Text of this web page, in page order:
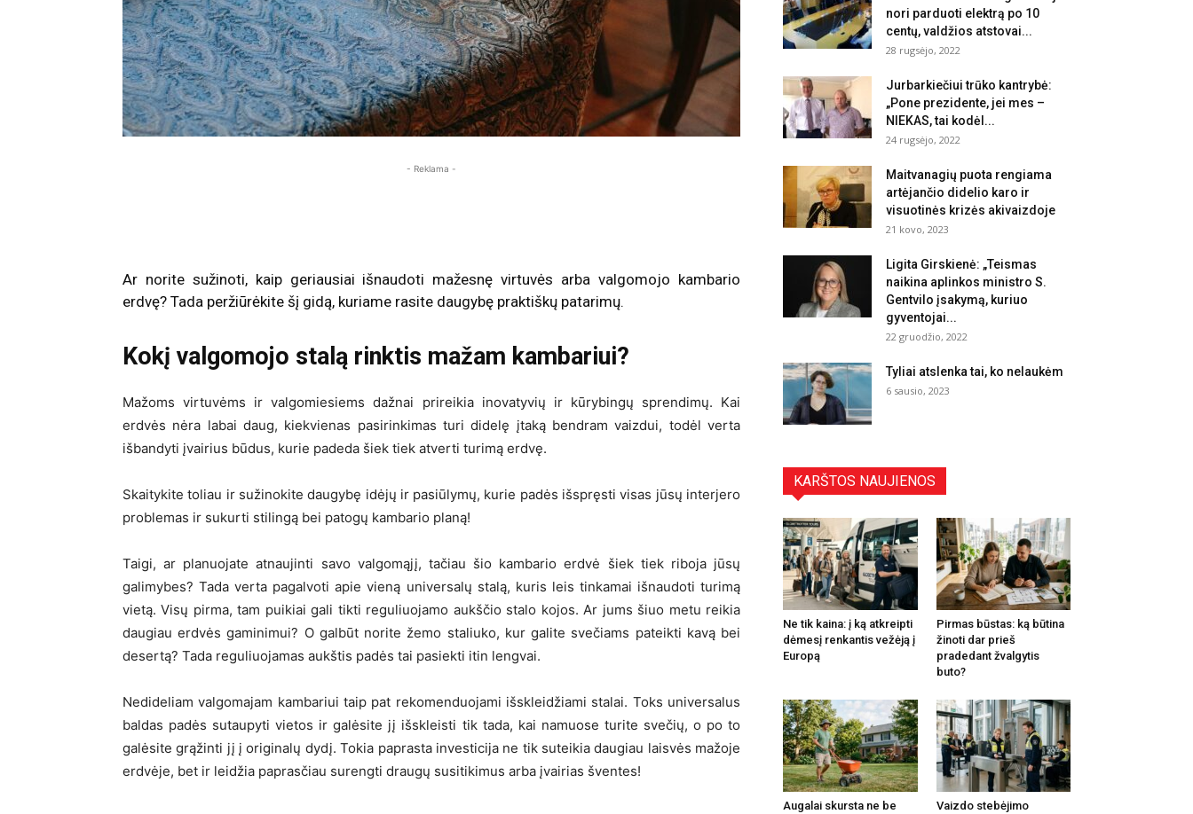
- Reklama -
Ar norite sužinoti, kaip geriausiai išnaudoti mažesnę virtuvės arba valgomojo kambario
erdvę? Tada peržiūrėkite šį gidą, kuriame rasite daugybę praktiškų patarimų.
Kokį valgomojo stalą rinktis mažam kambariui?
Mažoms virtuvėms ir valgomiesiems dažnai prireikia inovatyvių ir kūrybingų sprendimų. Kai
erdvės nėra labai daug, kiekvienas pasirinkimas turi didelę įtaką bendram vaizdui, todėl verta
išbandyti įvairius būdus, kurie padeda šiek tiek atverti turimą erdvę.
Skaitykite toliau ir sužinokite daugybę idėjų ir pasiūlymų, kurie padės išspręsti visas jūsų interjero
problemas ir sukurti stilingą bei patogų kambario planą!
Taigi, ar planuojate atnaujinti savo valgomąjį, tačiau šio kambario erdvė šiek tiek riboja jūsų
galimybes? Tada verta pagalvoti apie vieną universalų stalą, kuris leis tinkamai išnaudoti turimą
vietą. Visų pirma, tam puikiai gali tikti reguliuojamo aukščio stalo kojos. Ar jums šiuo metu reikia
daugiau erdvės gaminimui? O galbūt norite žemo staliuko, kur galite svečiams pateikti kavą bei
desertą? Tada reguliuojamas aukštis padės tai pasiekti itin lengvai.
Nedideliam valgomajam kambariui taip pat rekomenduojami išskleidžiami stalai. Toks universalus
baldas padės sutaupyti vietos ir galėsite jį išskleisti tik tada, kai namuose turite svečių, o po to
galėsite grąžinti jį į originalų dydį. Tokia paprasta investicija ne tik suteikia daugiau laisvės mažoje
erdvėje, bet ir leidžia paprasčiau surengti draugų susitikimus arba įvairias šventes!
nori parduoti elektrą po 10
centų, valdžios atstovai...
28 rugsėjo, 2022
Jurbarkiečiui trūko kantrybė:
„Pone prezidente, jei mes –
NIEKAS, tai kodėl...
24 rugsėjo, 2022
Maitvanagių puota rengiama
artėjančio didelio karo ir
visuotinės krizės akivaizdoje
21 kovo, 2023
Ligita Girskienė: „Teismas
naikina aplinkos ministro S.
Gentvilo įsakymą, kuriuo
gyventojai...
22 gruodžio, 2022
Tyliai atslenka tai, ko nelaukėm
6 sausio, 2023
KARŠTOS NAUJIENOS
Ne tik kaina: į ką atkreipti
dėmesį renkantis vežėją į
Europą
Pirmas būstas: ką būtina
žinoti dar prieš
pradedant žvalgytis
buto?
Augalai skursta ne be
Vaizdo stebėjimo